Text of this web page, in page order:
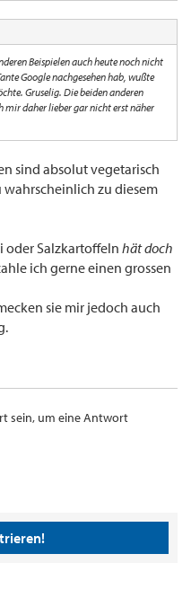
Beispielen auch heute noch nicht
Google nachgesehen hab, wußte
Gruselig. Die beiden anderen
mir daher lieber gar nicht erst näher
sind absolut vegetarisch
zu diesem
oder Salzkartoffeln hät doch
ich gerne einen grossen
sie mir jedoch auch
sein, um eine Antwort